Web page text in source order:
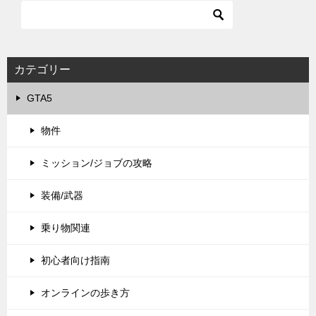
カテゴリー
GTA5
物件
ミッション/ジョブの攻略
装備/武器
乗り物関連
初心者向け指南
オンラインの歩き方